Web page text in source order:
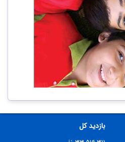
بازدید کل